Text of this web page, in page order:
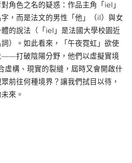
角色之名的疑惑：作品主角「iel」
，而是法文的男性「他」（il）與女
的說法（「iel」是法國大學校園近
）。如此看來，「午夜霓虹」欲使
——打破陰陽分野，他們以虛擬實境
虛構、現實的裂縫，屆時又會開啟什
前往何種境界？讓我們拭目以待，
來。